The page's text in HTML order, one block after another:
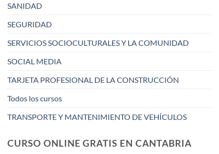
SANIDAD
SEGURIDAD
SERVICIOS SOCIOCULTURALES Y LA COMUNIDAD
SOCIAL MEDIA
TARJETA PROFESIONAL DE LA CONSTRUCCIÓN
Todos los cursos
TRANSPORTE Y MANTENIMIENTO DE VEHÍCULOS
CURSO ONLINE GRATIS EN CANTABRIA